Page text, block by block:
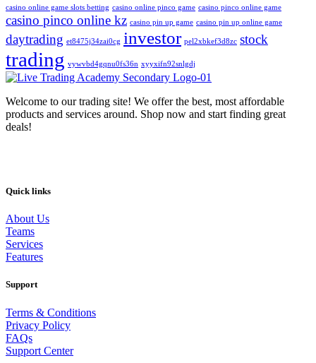
casino online game slots betting casino online pinco game casino pinco online game
casino pinco online kz casino pin up game casino pin up online game
daytrading et8475j34zai0cg investor pel2xbkef3d8zc stock
trading vywvbd4gqnu0fs36n xyyxifn92snlgdj
Welcome to our trading site! We offer the best, most affordable
products and services around. Shop now and start finding great
deals!
Quick links
About Us
Teams
Services
Features
Support
Terms & Conditions
Privacy Policy
FAQs
Support Center